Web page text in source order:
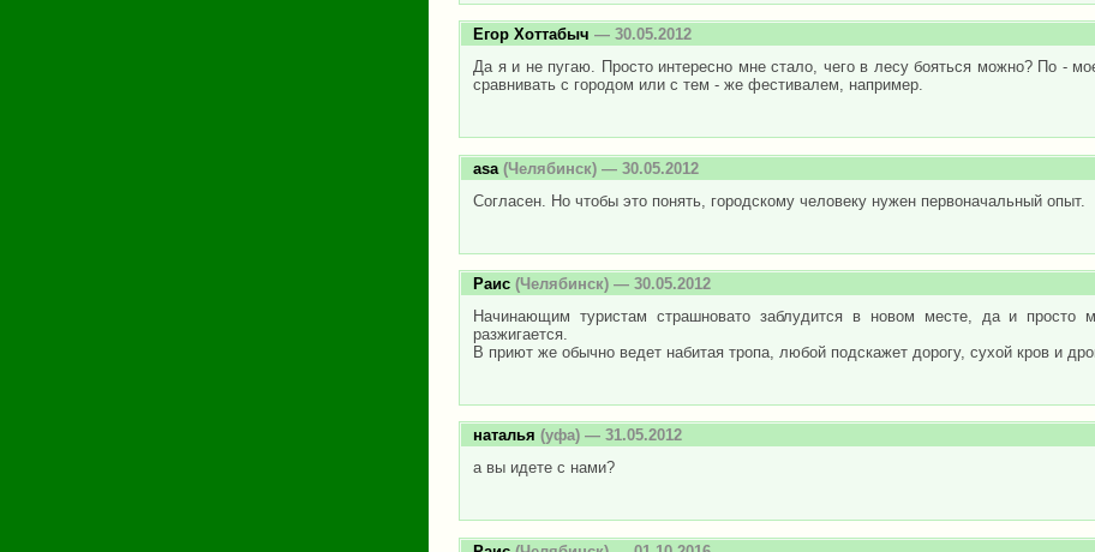
Егор Хоттабыч — 30.05.2012
Да я и не пугаю. Просто интересно мне стало, чего в лесу бояться можно? По -
сравнивать с городом или с тем - же фестивалем, например.
asa (Челябинск) — 30.05.2012
Согласен. Но чтобы это понять, городскому человеку нужен первоначальный опыт.
Раис (Челябинск) — 30.05.2012
Начинающим туристам страшновато заблудится в новом месте, да и просто
разжигается.
В приют же обычно ведет набитая тропа, любой подскажет дорогу, сухой кров и
наталья (уфа) — 31.05.2012
а вы идете с нами?